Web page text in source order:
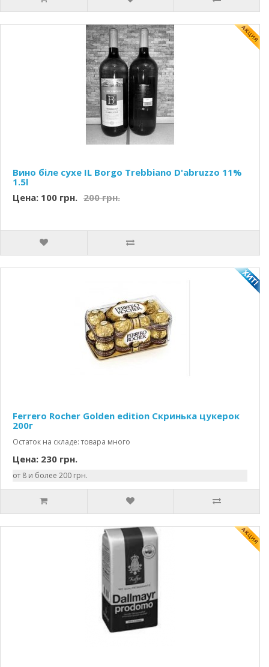
Вино біле сухе IL Borgo Trebbiano D'abruzzo 11%
1.5l
Цена: 100 грн. 200 грн.
Ferrero Rocher Golden edition Скринька цукерок
200г
Остаток на складе: товара много
Цена: 230 грн.
от 8 и более 200 грн.